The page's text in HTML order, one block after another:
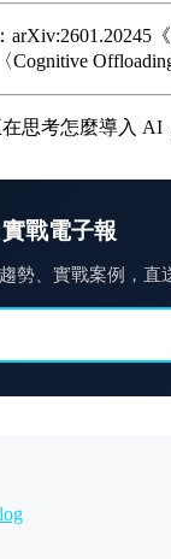
Cognitive
思考怎麼導入 AI
戰電子報
勢、實戰案例，直